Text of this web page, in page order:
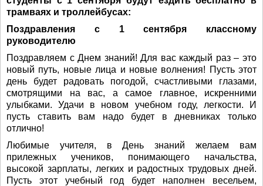
трамваях и троллейбусах:
Поздравления с 1 сентября классному
руководителю
Поздравляем с Днем знаний! Для вас каждый раз – это
новый путь, новые лица и новые волнения! Пусть этот
день будет радовать погодой, счастливыми глазами,
смотрящими на вас, а самое главное, искренними
улыбками. Удачи в новом учебном году, легкости. И
пусть ставить вам надо будет в дневниках только
отлично!
Любимые учителя, в День знаний желаем вам
прилежных учеников, понимающего начальства,
высокой зарплаты, легких и радостных трудовых дней.
Пусть этот учебный год будет наполнен весельем,